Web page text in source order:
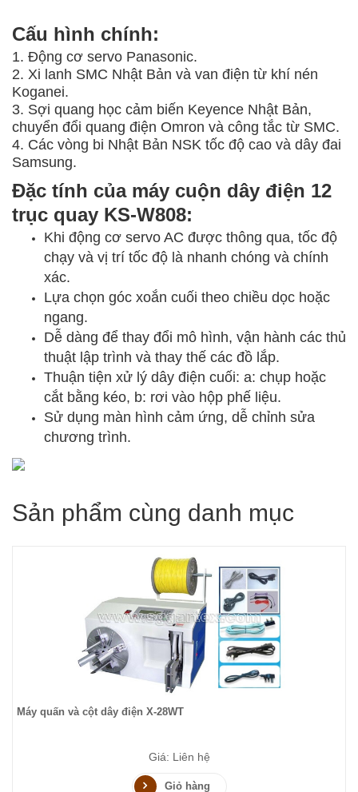
Cấu hình chính:
1. Động cơ servo Panasonic.
2. Xi lanh SMC Nhật Bản và van điện từ khí nén
Koganei.
3. Sợi quang học cảm biến Keyence Nhật Bản,
chuyển đổi quang điện Omron và công tắc từ SMC.
4. Các vòng bi Nhật Bản NSK tốc độ cao và dây đai
Samsung.
Đặc tính của máy cuộn dây điện 12
trục quay KS-W808:
Khi động cơ servo AC được thông qua, tốc độ
chạy và vị trí tốc độ là nhanh chóng và chính
xác.
Lựa chọn góc xoắn cuối theo chiều dọc hoặc
ngang.
Dễ dàng để thay đổi mô hình, vận hành các thủ
thuật lập trình và thay thế các đồ lắp.
Thuận tiện xử lý dây điện cuối: a: chụp hoặc
cắt bằng kéo, b: rơi vào hộp phế liệu.
Sử dụng màn hình cảm ứng, dễ chỉnh sửa
chương trình.
Sản phẩm cùng danh mục
Máy quấn và cột dây điện X-28WT
Giá: Liên hệ
Giỏ hàng